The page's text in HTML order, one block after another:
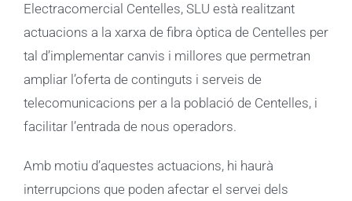
Contacte
Electracomercial Centelles, SLU està realitzant
actuacions a la xarxa de fibra òptica de Centelles per
tal d’implementar canvis i millores que permetran
ampliar l’oferta de continguts i serveis de
telecomunicacions per a la població de Centelles, i
facilitar l’entrada de nous operadors.
Amb motiu d’aquestes actuacions, hi haurà
interrupcions que poden afectar el servei dels